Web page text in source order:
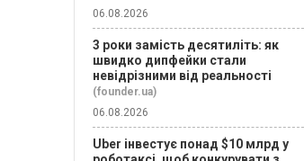
06.08.2026
3 роки замість десятиліть: як
швидко дипфейки стали
невідрізними від реальності
(founder.ua)
06.08.2026
Uber інвестує понад $10 млрд у